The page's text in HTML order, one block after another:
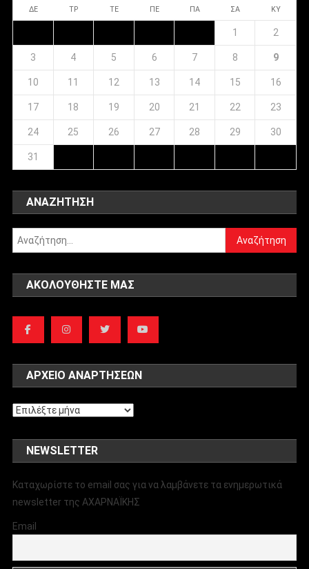
ΔΕ ΤΡ ΤΕ ΠΕ ΠΑ ΣΑ ΚΥ
1 2
3 4 5 6 7 8 9
10 11 12 13 14 15 16
17 18 19 20 21 22 23
24 25 26 27 28 29 30
31
ΑΝΑΖΉΤΗΣΗ
Αναζήτηση
για:
ΑΚΟΛΟΥΘΉΣΤΕ ΜΑΣ
ΑΡΧΕΊΟ ΑΝΑΡΤΉΣΕΩΝ
Αρχείο
NEWSLETTER
Καταχωρίστε το email σας για να λαμβάνετε τα ενημερωτικά
newsletter της ΑΧΑΡΝΑΪΚΗΣ
Email